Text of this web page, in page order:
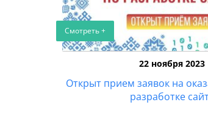
Смотреть +
22 ноября 2023
Открыт прием заявок на
разработке